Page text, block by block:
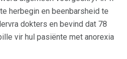
herbegin en beenbarsheid te
dokters en bevind dat 78
vir hul pasiënte met anorexia